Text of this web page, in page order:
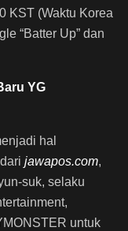
KST (Waktu Korea
“Batter Up” dan
YG
hal
jawapos.com,
suk, selaku
untuk